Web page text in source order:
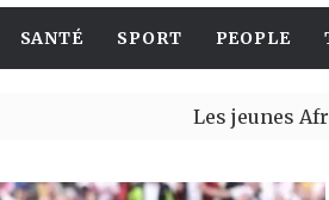
SANTÉ SPORT PEOPLE
Les jeunes Africains